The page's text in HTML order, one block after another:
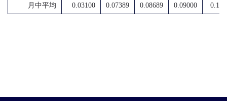
月中平均 0.03100 0.07389 0.08689 0.09000